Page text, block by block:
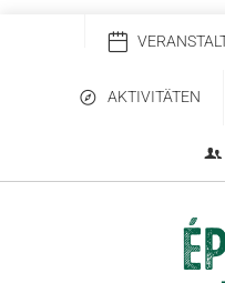
AKTIVITÄTEN